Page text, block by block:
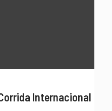
Internacional